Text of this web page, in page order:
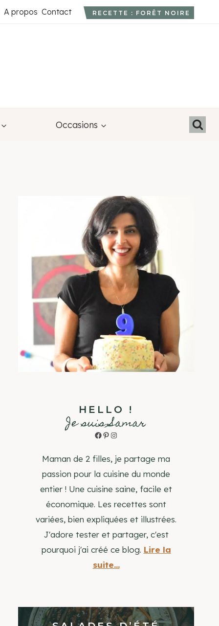
A propos Contact RECETTE : FORÊT NOIRE
Occasions
HELLO !
Je suis Samar
Facebook
Pinterest
Instagram
Maman de 2 filles, je partage ma
passion pour la cuisine du monde
entier ! Une cuisine saine, facile et
économique. Les recettes sont
variées, bien expliquées et illustrées.
J'adore tester et partager, c'est
pourquoi j'ai créé ce blog. Lire la
suite...